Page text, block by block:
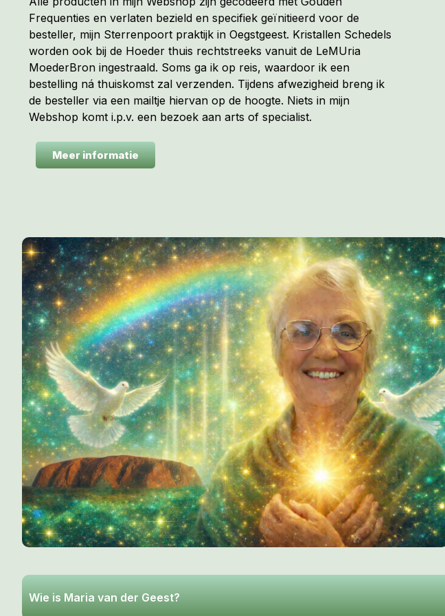
Frequenties en verlaten bezield en specifiek geïnitieerd voor de
besteller, mijn Sterrenpoort praktijk in Oegstgeest. Kristallen Schedels
worden ook bij de Hoeder thuis rechtstreeks vanuit de LeMUria
MoederBron ingestraald. Soms ga ik op reis, waardoor ik een
bestelling ná thuiskomst zal verzenden. Tijdens afwezigheid breng ik
de besteller via een mailtje hiervan op de hoogte. Niets in mijn
Webshop komt i.p.v. een bezoek aan arts of specialist.
Meer informatie
Wie is Maria van der Geest?